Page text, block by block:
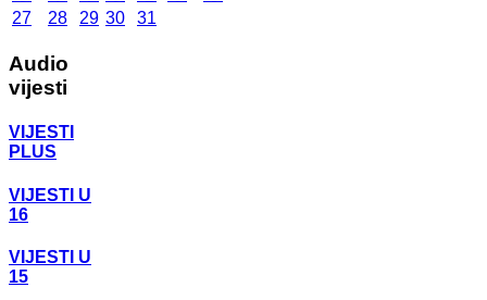
27
28 29 30 31
Audio
vijesti
VIJESTI
PLUS
VIJESTI U
16
VIJESTI U
15